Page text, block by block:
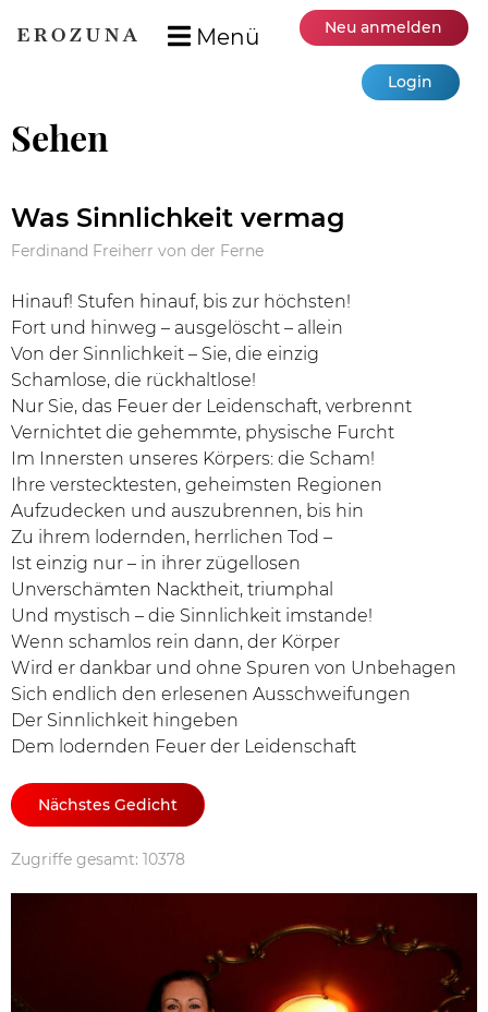
Menü Neu anmelden
Login
Sehen
Was Sinnlichkeit vermag
Ferdinand Freiherr von der Ferne
Hinauf! Stufen hinauf, bis zur höchsten!
Fort und hinweg – ausgelöscht – allein
Von der Sinnlichkeit – Sie, die einzig
Schamlose, die rückhaltlose!
Nur Sie, das Feuer der Leidenschaft, verbrennt
Vernichtet die gehemmte, physische Furcht
Im Innersten unseres Körpers: die Scham!
Ihre verstecktesten, geheimsten Regionen
Aufzudecken und auszubrennen, bis hin
Zu ihrem lodernden, herrlichen Tod –
Ist einzig nur – in ihrer zügellosen
Unverschämten Nacktheit, triumphal
Und mystisch – die Sinnlichkeit imstande!
Wenn schamlos rein dann, der Körper
Wird er dankbar und ohne Spuren von Unbehagen
Sich endlich den erlesenen Ausschweifungen
Der Sinnlichkeit hingeben
Dem lodernden Feuer der Leidenschaft
Nächstes Gedicht
Zugriffe gesamt: 10378